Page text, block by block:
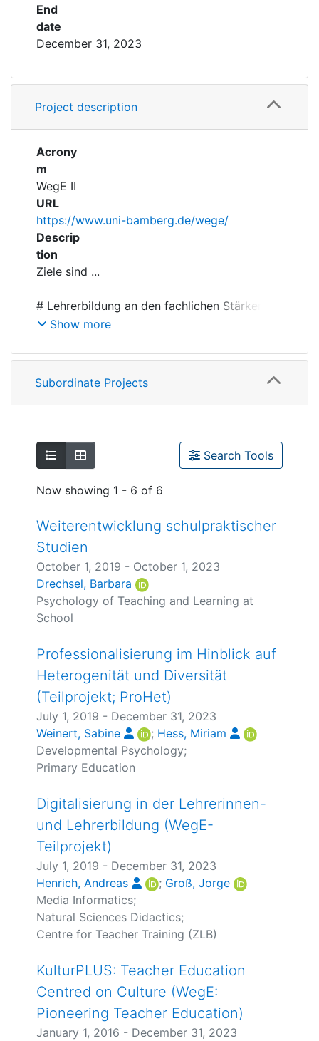
End
date
December 31, 2023
Project description
Acrony
m
WegE II
URL
https://www.uni-bamberg.de/wege/
Descrip
tion
# Lehrerbildung an den fachlichen Stärken in
der geistes- und kulturwissenschaftlichen
Bildungsforschung und in der beruflichen
# Die Zusammenarbeit von
Bildungswissenschaften und schulpraktischen
# Die institutionelle Verankerung der
# Schulbezogene Fortbildungsangebote
# Das Projekt durch Prozessbegleitforschung
sowie systemische Vergleichsanalysen und
Show more
Subordinate Projects
Show as list
Show as grid Search Tools
Now showing 1 - 6 of 6
Weiterentwicklung schulpraktischer
Studien
October 1, 2019 - October 1, 2023
Drechsel, Barbara
Psychology of Teaching and Learning at
School
Professionalisierung im Hinblick auf
Heterogenität und Diversität
(Teilprojekt; ProHet)
July 1, 2019 - December 31, 2023
Weinert, Sabine
; Hess, Miriam
Developmental Psychology;
Primary Education
Digitalisierung in der Lehrerinnen-
und Lehrerbildung (WegE-
Teilprojekt)
July 1, 2019 - December 31, 2023
Henrich, Andreas
; Groß, Jorge
Media Informatics;
Natural Sciences Didactics;
Centre for Teacher Training (ZLB)
KulturPLUS: Teacher Education
Centred on Culture (WegE:
Pioneering Teacher Education)
January 1, 2016 - December 31, 2023